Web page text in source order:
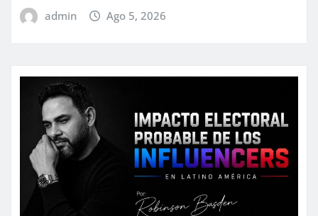
admin Ago 5, 2026